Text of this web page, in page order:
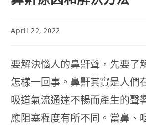
April 22, 2022
要解決惱人的鼻鼾聲，先要了
怎樣一回事。鼻鼾其實是人們
吸道氣流通達不暢而產生的聲
應阻塞程度有所不同。當鼻、